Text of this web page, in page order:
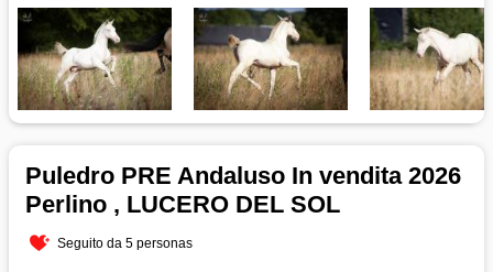
Puledro PRE Andaluso In vendita 2026
Perlino , LUCERO DEL SOL
Seguito da 5 personas